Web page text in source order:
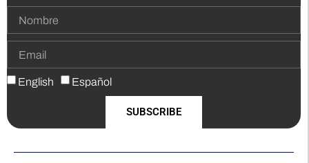
English Español
SUBSCRIBE